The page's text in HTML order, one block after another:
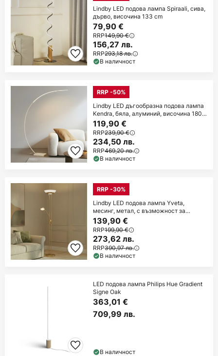
Lindby LED подова лампа Spiraali, сива,
дърво, височина 133 cm
79,90 €
RRP149,90 €
156,27 лв.
RRP293,18 лв.
В наличност
RRP -50%
Lindby LED дъгообразна подова лампа
Kendra, бяла, алуминий, височина 180
см
119,90 €
RRP239,90 €
234,50 лв.
RRP469,20 лв.
В наличност
RRP -30%
Lindby LED подова лампа Yveta,
месинг, метал, с възможност за
димиране, 183cm
139,90 €
RRP199,90 €
273,62 лв.
RRP390,97 лв.
В наличност
LED подова лампа Philips Hue Gradient
Signe Oak
363,01 €
709,99 лв.
В наличност